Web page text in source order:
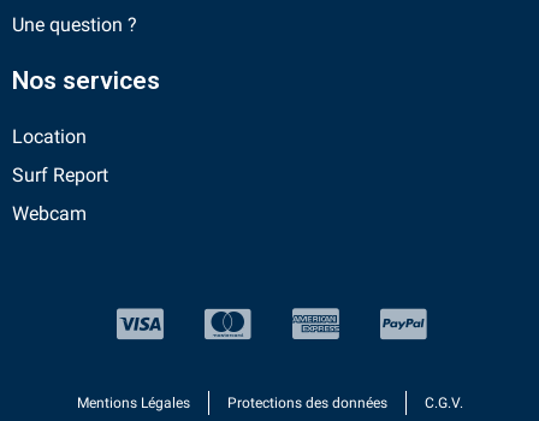
Une question ?
Nos services
Location
Surf Report
Webcam
Mentions Légales Protections des données C.G.V.